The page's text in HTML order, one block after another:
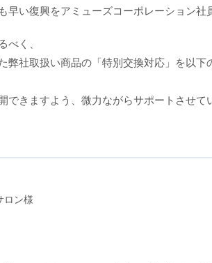
お肌に必要
ルで新生
サラサラと
世界で実
ヒト脂肪
「コラー
い復興をアミューズコーポレーション社
べく、
社取扱い商品の「特別交換対応」を以下
きますよう、微力ながらサポートさせて
ロン様